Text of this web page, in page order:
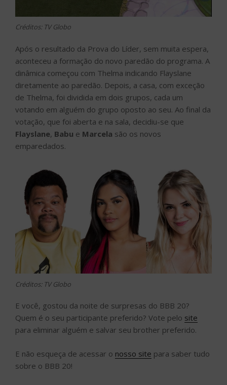
Créditos: TV Globo
Após o resultado da Prova do Líder, sem muita espera,
aconteceu a formação do novo paredão do programa. A
dinâmica começou com Thelma indicando Flayslane
diretamente ao paredão. Depois, a casa, com exceção
de Thelma, foi dividida em dois grupos, cada um
votando em alguém do grupo oposto ao seu. Ao final da
votação, que foi aberta e na sala, decidiu-se que
Flayslane, Babu e Marcela são os novos
emparedados.
Créditos: TV Globo
E você, gostou da noite de surpresas do BBB 20?
Quem é o seu participante preferido? Vote pelo site
para eliminar alguém e salvar seu brother preferido.
E não esqueça de acessar o nosso site para saber tudo
sobre o BBB 20!